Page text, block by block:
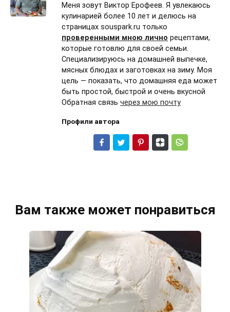
Меня зовут Виктор Ерофеев. Я увлекаюсь
кулинарией более 10 лет и делюсь на
страницах souspark.ru только
проверенными мною лично рецептами,
которые готовлю для своей семьи.
Специализируюсь на домашней выпечке,
мясных блюдах и заготовках на зиму. Моя
цель — показать, что домашняя еда может
быть простой, быстрой и очень вкусной
Обратная связь через мою почту
Профили автора
Вам также может понравиться